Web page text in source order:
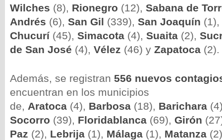
Wilches (8), Rionegro (12), Sabana de
Andrés (6), San Gil (339), San Joaquín (1),
Chucurí (45), Simacota (4), Suaita (2),
de San José (4), Vélez (46) y Zapatoca (2).
Además, se registran 556 nuevos
encuentran en los municipios
de, Aratoca (4), Barbosa (18), Barichara
Socorro (39), Floridablanca (69), Girón
Paz (2), Lebrija (1), Málaga (1), Matanza
wp-